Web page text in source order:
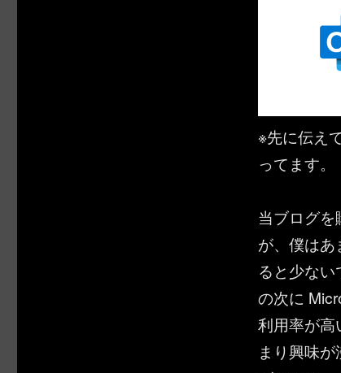
※先に伝え
ってます。
当ブログ
が、僕は
ると少な
の次に
利用率が高
まり興味